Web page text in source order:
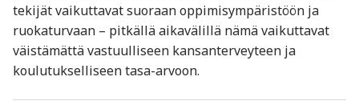
tekijät vaikuttavat suoraan oppimisympäristöön ja
ruokaturvaan – pitkällä aikavälillä nämä vaikuttavat
väistämättä vastuulliseen kansanterveyteen ja
koulutukselliseen tasa-arvoon.